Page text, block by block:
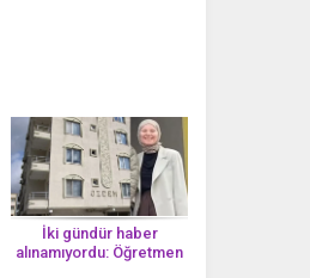
İki gündür haber
alınamıyordu: Öğretmen